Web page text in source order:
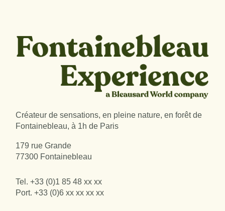
Créateur de sensations, en pleine nature, en forêt de
Fontainebleau, à 1h de Paris
179 rue Grande
77300 Fontainebleau
Tel.+33 (0)1 85 48 xx xx
Port.+33 (0)6 xx xx xx xx